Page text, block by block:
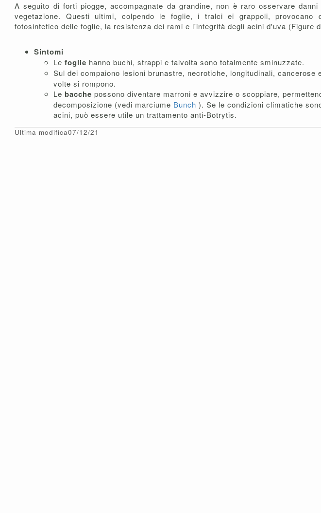
A seguito di forti piogge, accompagnate da grandine, non è raro osservare
vegetazione. Questi ultimi, colpendo le foglie, i tralci ei grappoli, provocano
fotosintetico delle foglie, la resistenza dei rami e l'integrità degli acini d'uva (Figure
Sintomi
Le foglie hanno buchi, strappi e talvolta sono totalmente sminuzzate.
Sul dei compaiono lesioni brunastre, necrotiche, longitudinali, cancerose
volte si rompono.
Le bacche possono diventare marroni e avvizzire o scoppiare,
decomposizione (vedi marciume Bunch ). Se le condizioni climatiche
acini, può essere utile un trattamento anti-Botrytis.
Ultima modifica07/12/21